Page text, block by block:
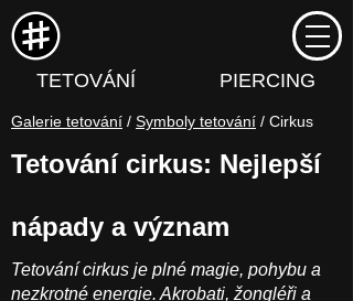
TETOVÁNÍ PIERCING
Galerie tetování / Symboly tetování / Cirkus
Tetování cirkus: Nejlepší
nápady a význam
Tetování cirkus je plné magie, pohybu a
nezkrotné energie. Akrobati, žongléři a